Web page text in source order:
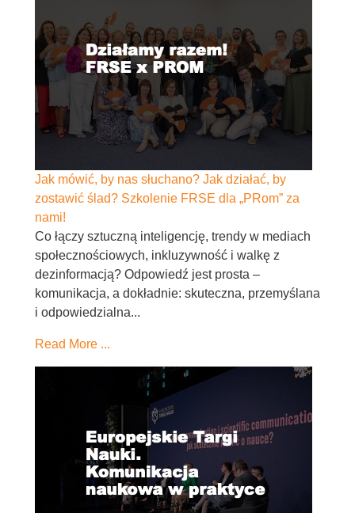
Jak mówić, by nas słuchano? Jak działać, by
zostawić ślad? Szkolenie FRSE dla „PRom” za
nami!
Co łączy sztuczną inteligencję, trendy w mediach
społecznościowych, inkluzywność i walkę z
dezinformacją? Odpowiedź jest prosta –
komunikacja, a dokładnie: skuteczna, przemyślana
i odpowiedzialna...
Read More ...